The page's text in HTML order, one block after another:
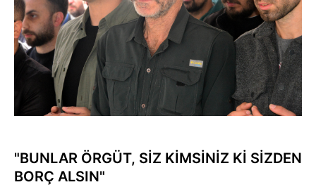
"BUNLAR ÖRGÜT, SİZ KİMSİNİZ Kİ SİZDEN
BORÇ ALSIN"